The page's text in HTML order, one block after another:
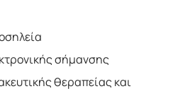
σήμανσης
θεραπείας και